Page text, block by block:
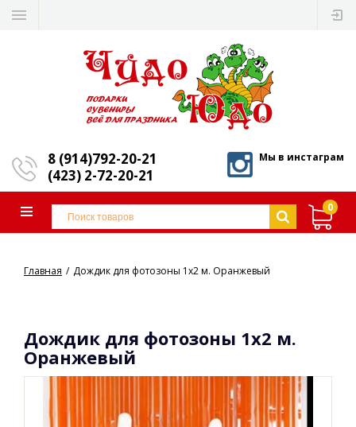
8 (914)792-20-21
(423) 2-72-20-21
Мы в инстаграм
0
Главная Дождик для фотозоны 1х2 м. Оранжевый
Дождик для фотозоны 1х2 м.
Оранжевый